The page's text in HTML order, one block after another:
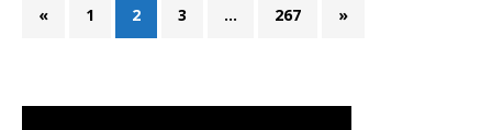
« 1 2 3 … 267 »